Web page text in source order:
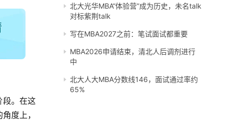
段。在这
度上，
北大光华MBA“体验营”成为历史，未名talk
对标紫荆talk
写在MBA2027之前：笔试面试都重要
MBA2026申请结束，清北人后调剂进行
中
北大人大MBA分数线146，面试通过率约
65%